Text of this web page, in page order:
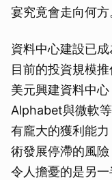
宴究竟會走向何方
資料中心建設已
目前的投資規模
美元興建資料中
Alphabet與微軟
有龐大的獲利能
術發展停滯的風
令人擔憂的是另